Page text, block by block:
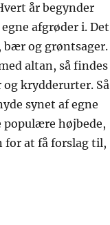
år begynder
afgrøder i. Det
bær og grøntsager.
altan, så findes
krydderurter. Så
synet af egne
populære højbede,
for at få forslag til,